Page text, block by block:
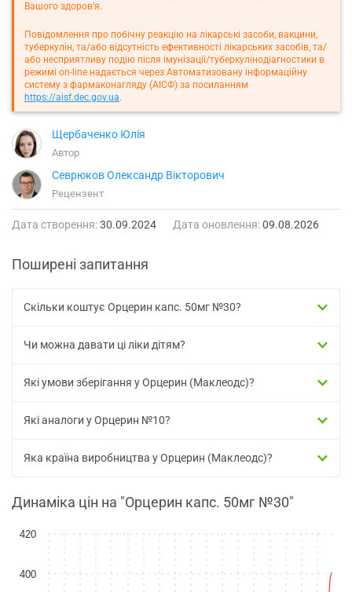
Вашого здоров’я.
Повідомлення про побічну реакцію на лікарські засоби, вакцини,
туберкулін, та/або відсутність ефективності лікарських засобів, та/
або несприятливу подію після імунізації/туберкулінодіагностики в
режимі on-line надається через Автоматизовану інформаційну
систему з фармаконагляду (АІСФ) за посиланням
https://aisf.dec.gov.ua.
Щербаченко Юлія
Автор
Севрюков Олександр Вікторович
Рецензент
Дата створення:30.09.2024 Дата оновлення:09.08.2026
Поширені запитання
Скільки коштує Орцерин капс. 50мг №30?
Чи можна давати ці ліки дітям?
Які умови зберігання у Орцерин (Маклеодс)?
Які аналоги у Орцерин №10?
Яка країна виробництва у Орцерин (Маклеодс)?
Динаміка цін на "Орцерин капс. 50мг №30"
400
420